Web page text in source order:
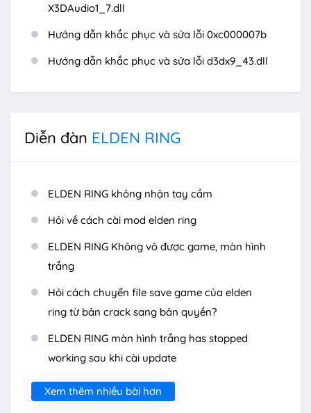
X3DAudio1_7.dll
Hướng dẫn khắc phục và sửa lỗi 0xc000007b
Hướng dẫn khắc phục và sửa lỗi d3dx9_43.dll
Diễn đàn ELDEN RING
ELDEN RING không nhận tay cầm
Hỏi về cách cài mod elden ring
ELDEN RING Không vô được game, màn hình
trắng
Hỏi cách chuyển file save game của elden
ring từ bản crack sang bản quyền?
ELDEN RING màn hình trắng has stopped
working sau khi cài update
Xem thêm nhiều bài hơn